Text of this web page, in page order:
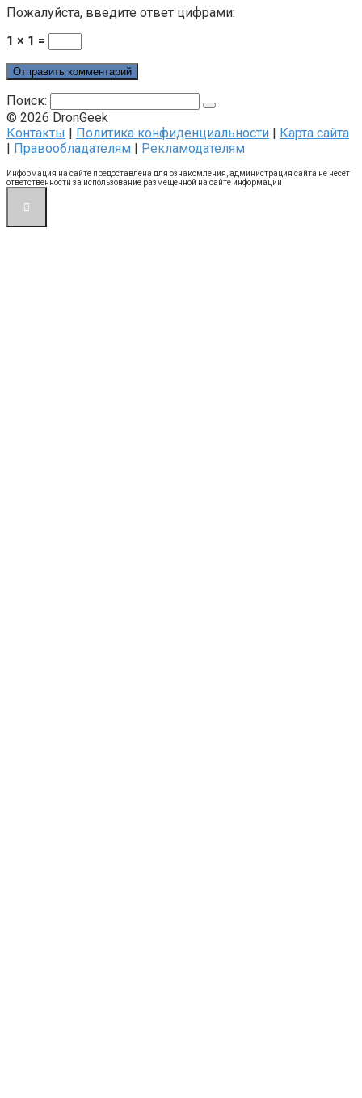
Пожалуйста, введите ответ цифрами:
1 × 1 =
Поиск:
© 2026 DronGeek
Контакты | Политика конфиденциальности | Карта сайта
| Правообладателям | Рекламодателям
Информация на сайте предоставлена для ознакомления, администрация сайта не несет
ответственности за использование размещенной на сайте информации